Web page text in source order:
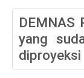
DEMNAS
yang
diproyeksi